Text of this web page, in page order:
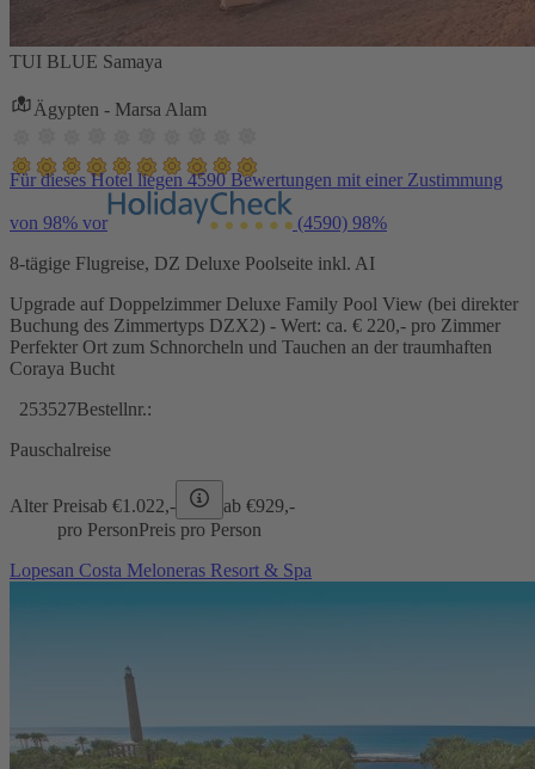
TUI BLUE Samaya
Ägypten - Marsa Alam
Für dieses Hotel liegen 4590 Bewertungen mit einer Zustimmung
von 98% vor (4590) 98%
8-tägige Flugreise, DZ Deluxe Poolseite inkl. AI
Upgrade auf Doppelzimmer Deluxe Family Pool View (bei direkter
Buchung des Zimmertyps DZX2) - Wert: ca. € 220,- pro Zimmer
Perfekter Ort zum Schnorcheln und Tauchen an der traumhaften
Coraya Bucht
253527Bestellnr.:
Pauschalreise
Alter Preisab €1.022,- ab €929,-
pro PersonPreis pro Person
Lopesan Costa Meloneras Resort & Spa